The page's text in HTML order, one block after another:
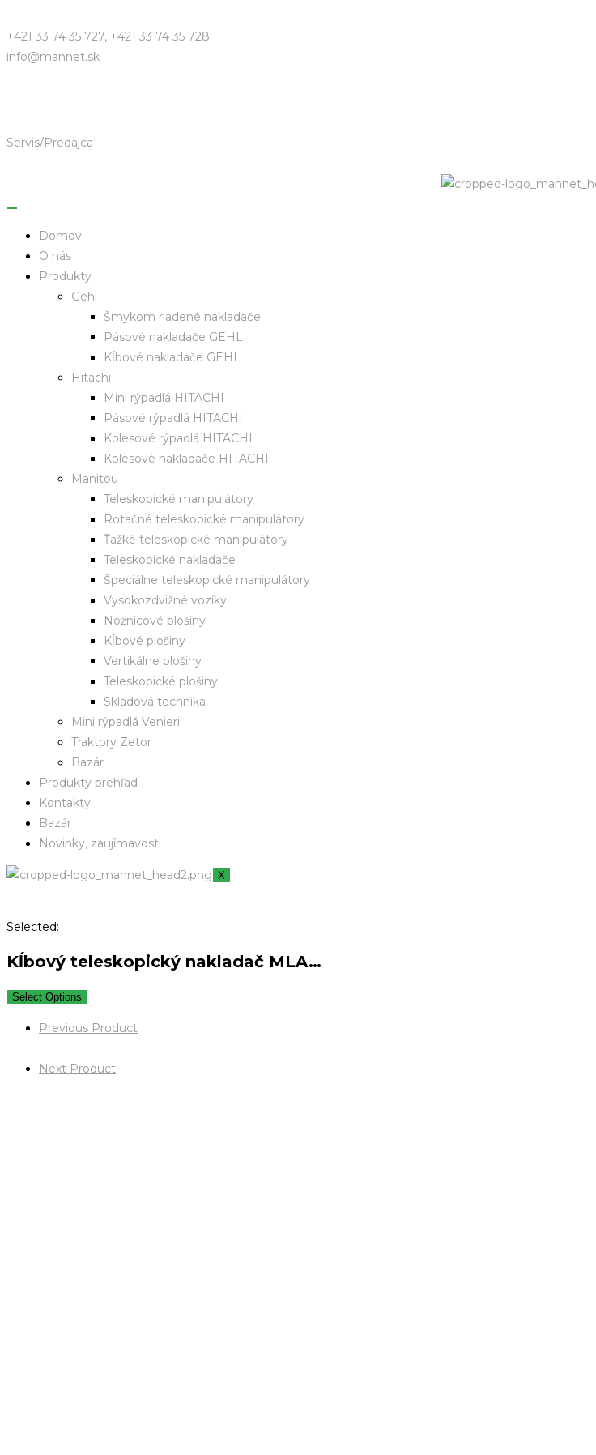
+421 33 74 35 727, +421 33 74 35 728
info@mannet.sk
Servis/Predajca
Domov
O nás
Produkty
Gehl
Šmykom riadené nakladače
Pásové nakladače GEHL
Kĺbové nakladače GEHL
Hitachi
Mini rýpadlá HITACHI
Pásové rýpadlá HITACHI
Kolesové rýpadlá HITACHI
Kolesové nakladače HITACHI
Manitou
Teleskopické manipulátory
Rotačné teleskopické manipulátory
Ťažké teleskopické manipulátory
Teleskopické nakladače
Špeciálne teleskopické manipulátory
Vysokozdvižné vozíky
Nožnicové plošiny
Kĺbové plošiny
Vertikálne plošiny
Teleskopické plošiny
Skladová technika
Mini rýpadlá Venieri
Traktory Zetor
Bazár
Produkty prehľad
Kontakty
Bazár
Novinky, zaujímavosti
X
Selected:
Kĺbový teleskopický nakladač MLA…
Select Options
Previous Product
Next Product